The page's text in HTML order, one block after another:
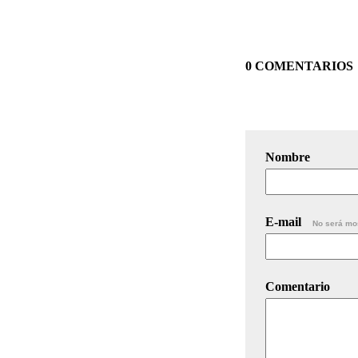
0 COMENTARIOS
Nombre
E-mail No será
Comentario